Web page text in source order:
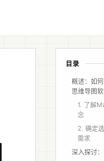
目录
概述：如
思维导图软
1. 了解
念
2. 确定
需求
深入探讨